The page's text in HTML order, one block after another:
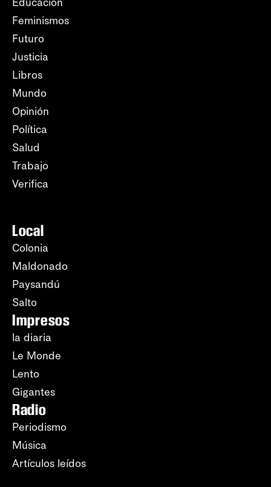
Feminismos
Futuro
Justicia
Libros
Mundo
Opinión
Política
Salud
Trabajo
Verifica
Local
Colonia
Maldonado
Paysandú
Salto
Impresos
la diaria
Le Monde
Lento
Gigantes
Radio
Periodismo
Música
Artículos leídos